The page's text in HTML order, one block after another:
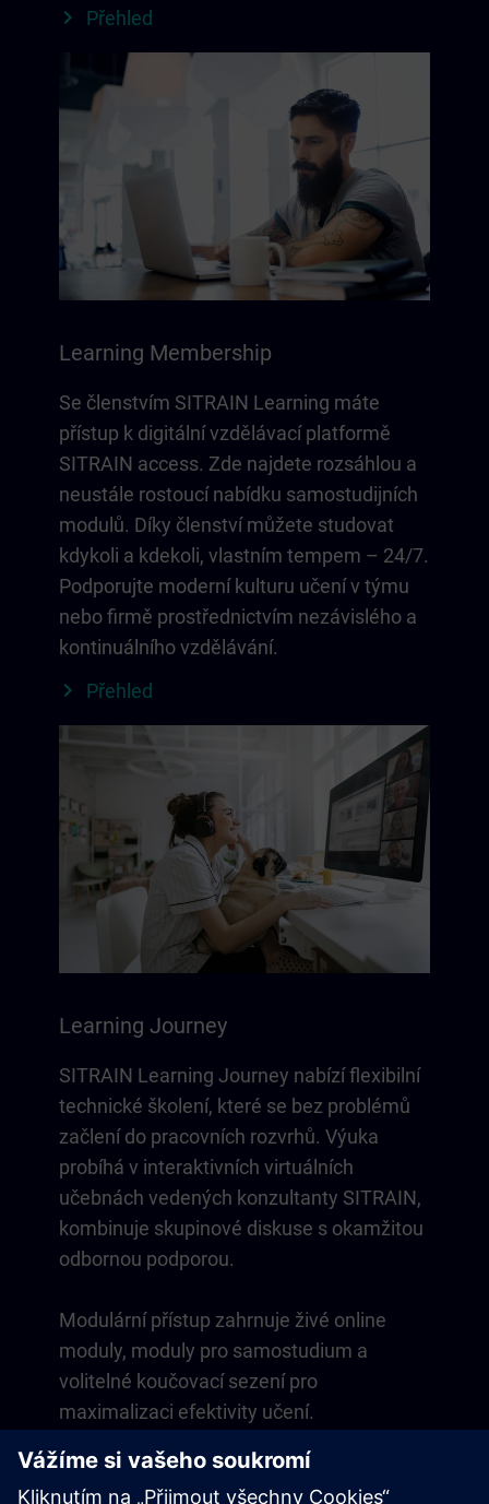
Přehled
Learning Membership
Se členstvím SITRAIN Learning máte
přístup k digitální vzdělávací platformě
SITRAIN access. Zde najdete rozsáhlou a
neustále rostoucí nabídku samostudijních
modulů. Díky členství můžete studovat
kdykoli a kdekoli, vlastním tempem – 24/7.
Podporujte moderní kulturu učení v týmu
nebo firmě prostřednictvím nezávislého a
kontinuálního vzdělávání.
Přehled
Learning Journey
SITRAIN Learning Journey nabízí flexibilní
technické školení, které se bez problémů
začlení do pracovních rozvrhů. Výuka
probíhá v interaktivních virtuálních
učebnách vedených konzultanty SITRAIN,
kombinuje skupinové diskuse s okamžitou
odbornou podporou.
Modulární přístup zahrnuje živé online
moduly, moduly pro samostudium a
volitelné koučovací sezení pro
maximalizaci efektivity učení.
orientovaných cvičení ve virtuálním